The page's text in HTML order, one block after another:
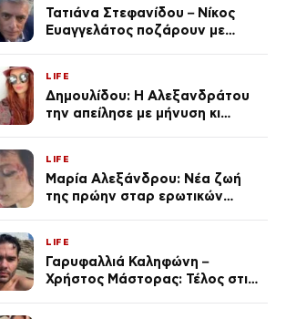
Τατιάνα Στεφανίδου – Νίκος
Ευαγγελάτος ποζάρουν με
LIFE
Δημουλίδου: Η Αλεξανδράτου
την απείλησε με μήνυση κι
ποια είσαι σοκαρίστικα»
LIFE
Μαρία Αλεξάνδρου: Νέα ζωή
της πρώην σταρ ερωτικών
(Φωτογραφίες)
LIFE
Γαρυφαλλιά Καληφώνη –
Χρήστος Μάστορας: Τέλος στις